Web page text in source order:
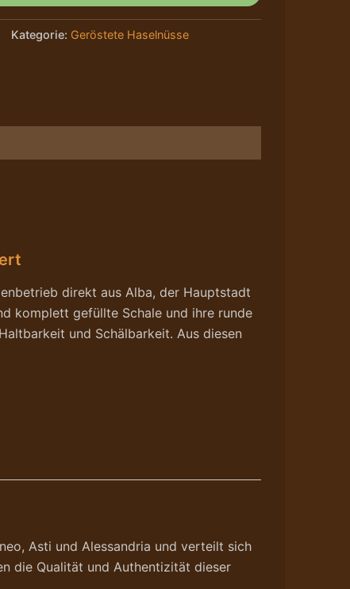
Kategorie: Geröstete Haselnüsse
direkt aus Alba, der Hauptstadt
komplett gefüllte Schale und ihre runde
und Schälbarkeit. Aus diesen
Asti und Alessandria und verteilt sich
die Qualität und Authentizität dieser